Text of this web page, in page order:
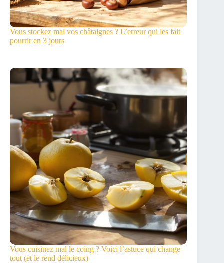
Vous stockez mal vos châtaignes ? L’erreur qui les fait
pourrir en 3 jours
Vous cuisinez mal le coing ? Voici l’astuce qui change
tout (et le rend délicieux)